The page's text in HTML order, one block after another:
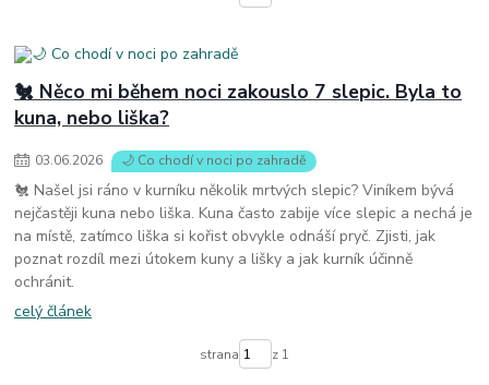
🐔 Něco mi během noci zakouslo 7 slepic. Byla to
kuna, nebo liška?
03.06.2026 🌙 Co chodí v noci po zahradě
🐔 Našel jsi ráno v kurníku několik mrtvých slepic? Viníkem bývá
nejčastěji kuna nebo liška. Kuna často zabije více slepic a nechá je
na místě, zatímco liška si kořist obvykle odnáší pryč. Zjisti, jak
poznat rozdíl mezi útokem kuny a lišky a jak kurník účinně
ochránit.
celý článek
strana z 1